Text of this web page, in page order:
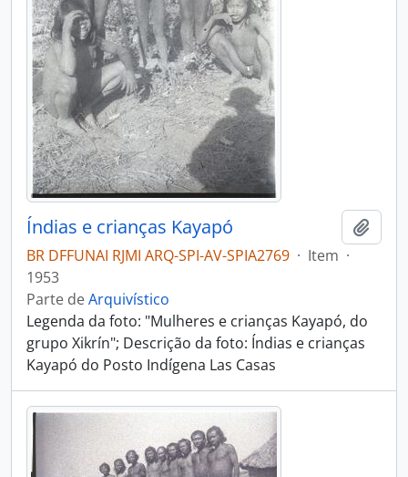
Índias e crianças Kayapó
BR DFFUNAI RJMI ARQ-SPI-AV-SPIA2769 · Item ·
1953
Parte deArquivístico
Legenda da foto: "Mulheres e crianças Kayapó, do
grupo Xikrín"; Descrição da foto: Índias e crianças
Kayapó do Posto Indígena Las Casas